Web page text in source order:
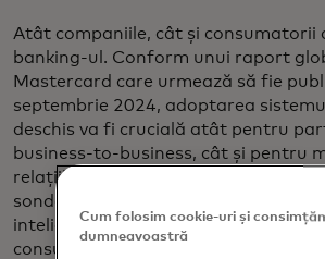
Atât companiile, cât și consumatorii
banking-ul. Conform unui raport
Mastercard care urmează să fie
septembrie 2024, adoptarea
deschis va fi crucială atât pentru
business-to-business, cât și pentru
relațiilor cu consumatorii. Printre
sondajele B2B, 92% au declarat că
inteligenței artificiale pentru a
consumatorilor și a eficientiza
Cum folosim cookie-uri și
dumneavoastră